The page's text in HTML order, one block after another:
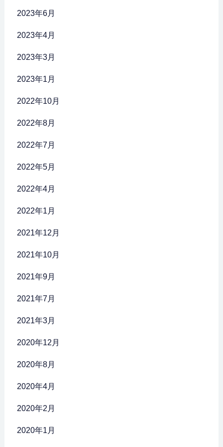
2023年6月
2023年4月
2023年3月
2023年1月
2022年10月
2022年8月
2022年7月
2022年5月
2022年4月
2022年1月
2021年12月
2021年10月
2021年9月
2021年7月
2021年3月
2020年12月
2020年8月
2020年4月
2020年2月
2020年1月